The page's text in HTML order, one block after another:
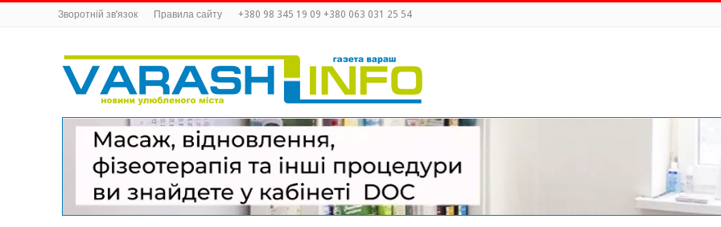
Зворотній зв’язок Правила сайту +380 98 345 19 09 +380 063 031 25 54